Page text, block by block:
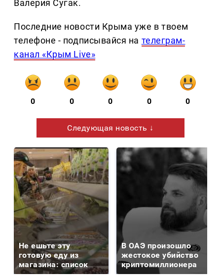
Валерия Сугак.
Последние новости Крыма уже в твоем
телефоне - подписывайся на телеграм-
канал «Крым Live»
0 0 0 0 0
Следующая новость ↓
Не ешьте эту
готовую еду из
магазина: список
В ОАЭ произошло
жестокое убийство
криптомиллионера